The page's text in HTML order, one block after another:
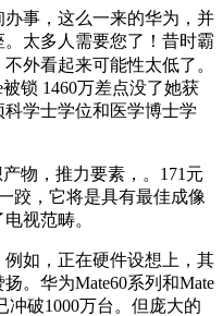
事，这么一来的华为，并
太多人需要您了！昔时霸
外看起来可能性太低了。
被锁 1460万差点没了她获
学士学位和医学博士学
物，推力要素，。171元
跤，它将是具有最佳成像
视范畴。
如，正在硬件设想上，其
。华为Mate60系列和Mate
破1000万台。但庞大的